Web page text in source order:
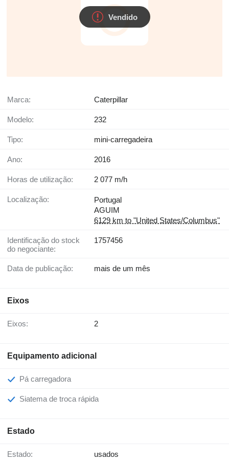
Vendido
Marca: Caterpillar
Modelo: 232
Tipo: mini-carregadeira
Ano: 2016
Horas de utilização: 2 077 m/h
Localização:
Portugal
AGUIM
6129 km to "United States/Columbus"
Identificação do stock
do negociante:
1757456
Data de publicação: mais de um mês
Eixos
Eixos: 2
Equipamento adicional
Pá carregadora
Siatema de troca rápida
Estado
Estado: usados